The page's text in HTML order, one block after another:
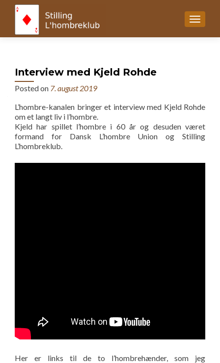
MENU
Interview med Kjeld Rohde
Posted on 7. august 2019
L’hombre-kanalen bringer et interview med Kjeld Rohde
om et langt liv i l’hombre.
Kjeld har spillet l’hombre i 60 år og desuden været
formand for Dansk L’hombre Union og Stilling
L’hombreklub.
Her er links til de to l’hombrehænder, som jeg